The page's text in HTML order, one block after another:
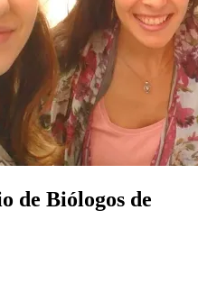
de Biólogos de